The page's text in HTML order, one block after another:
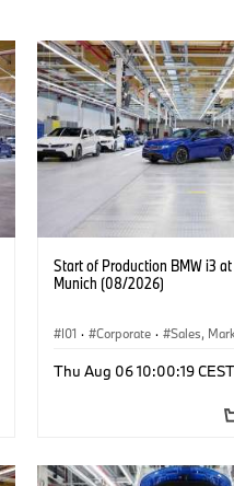
Start of Production BMW i3
Munich (08/2026)
I01 · Corporate · Sales,
Thu Aug 06 10:00:19